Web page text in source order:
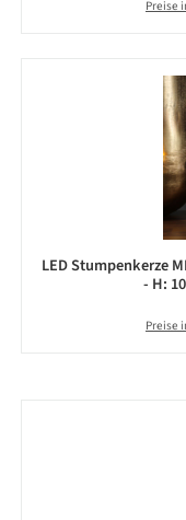
Preise
LED Stumpenkerze
- H:
Preise